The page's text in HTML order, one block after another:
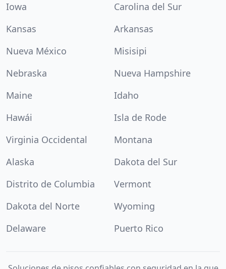
Iowa
Carolina del Sur
Kansas
Arkansas
Nueva México
Misisipi
Nebraska
Nueva Hampshire
Maine
Idaho
Hawái
Isla de Rode
Virginia Occidental
Montana
Alaska
Dakota del Sur
Distrito de Columbia
Vermont
Dakota del Norte
Wyoming
Delaware
Puerto Rico